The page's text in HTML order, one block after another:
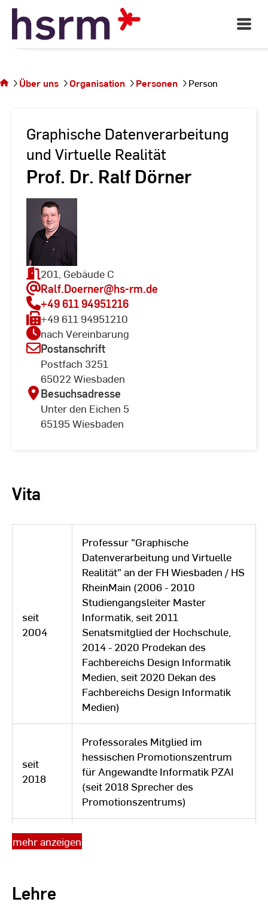
Skip
Content
Open
Main
sich auf
der
Über uns Organisation Personen Person
Graphische Datenverarbeitung
und Virtuelle Realität
Prof. Dr. Ralf Dörner
201, Gebäude C
Ralf.Doerner@hs-rm.de
+49 611 94951216
+49 611 94951210
nach Vereinbarung
Postanschrift
Postfach 3251
65022 Wiesbaden
Besuchsadresse
Unter den Eichen 5
65195 Wiesbaden
Vita
seit
2004
Professur "Graphische
Datenverarbeitung und Virtuelle
Realität" an der FH Wiesbaden / HS
RheinMain (2006 - 2010
Studiengangsleiter Master
Informatik, seit 2011
Senatsmitglied der Hochschule,
2014 - 2020 Prodekan des
Fachbereichs Design Informatik
Medien, seit 2020 Dekan des
Fachbereichs Design Informatik
Medien)
seit
2018
Professorales Mitglied im
hessischen Promotionszentrum
für Angewandte Informatik PZAI
(seit 2018 Sprecher des
Promotionszentrums)
seit
mehr anzeigen
Lehre